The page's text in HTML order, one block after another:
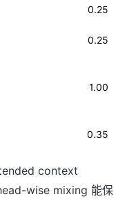
0.25
0.25
1.00
0.35
context
wise mixing 能保